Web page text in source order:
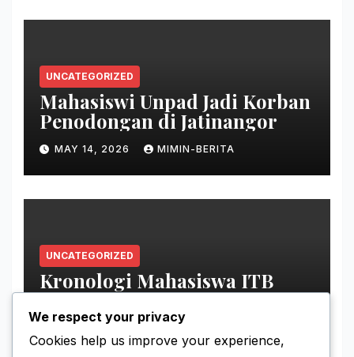
UNCATEGORIZED
Mahasiswi Unpad Jadi Korban
Penodongan di Jatinangor
MAY 14, 2026 MIMIN-BERITA
UNCATEGORIZED
Kronologi Mahasiswa ITB
Hilang di Gunung Puntang
We respect your privacy
Cookies help us improve your experience,